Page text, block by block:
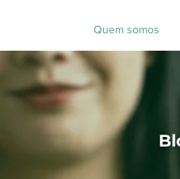
Quem somos